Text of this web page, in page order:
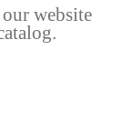
website